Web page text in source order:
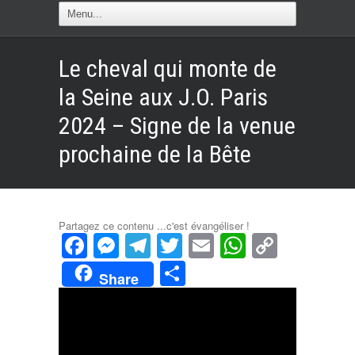
Le cheval qui monte de
la Seine aux J.O. Paris
2024 – Signe de la venue
prochaine de la Bête
Partagez ce contenu ...c'est évangéliser !
Facebook
Messenger
Telegram
Twitter
Email
Share